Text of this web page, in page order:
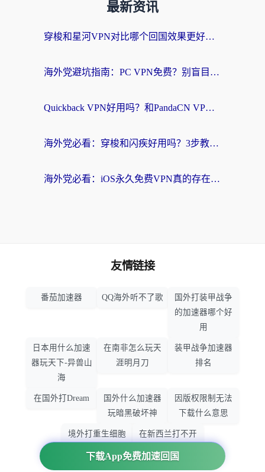
最新资讯
穿梭和星河VPN对比哪个回国效果更好？海外党亲测5款加速器的无缝访问指南
海外党避坑指南：PC VPN免费？别盲目！教你选对回国加速器无缝刷国内资源
Quickback VPN好用吗？和PandaCN VPN对比哪个回国效果更好？海外党必看的真实体验指南
海外党必看：穿梭和闪疾好用吗？3步教你选对回国加速器，无缝刷剧玩Steam
海外党必看：iOS永久免费VPN真的存在吗？教你选对回国加速器无缝刷国内资源
下载App免费加速回国
友情链接
番茄加速器 QQ海外听不了歌
国外打装甲战争
的加速器哪个好
用
日本用什么加速
器玩天下-异兽山
海
在南非怎么玩天
涯明月刀
装甲战争加速器
排名
在国外打Dream
国外什么加速器
玩暗黑破坏神
因版权限制无法
下载什么意思
境外打重生细胞
加速器哪个好
在新西兰打不开
大智慧怎么办